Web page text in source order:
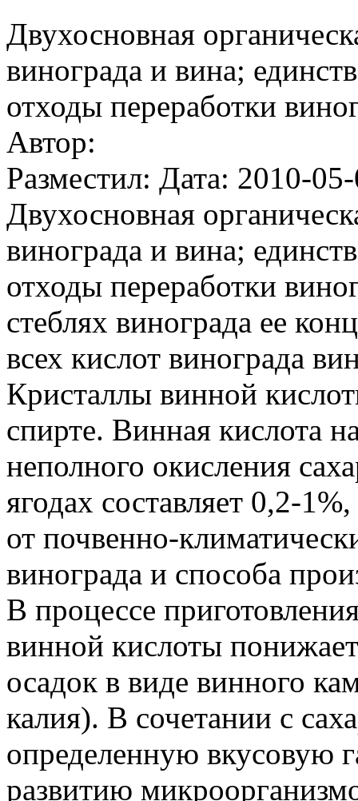
Двухосновная
винограда и вина;
отходы переработки
Автор:
Разместил: Дата: 2010-
Двухосновная
винограда и вина;
отходы переработки
стеблях винограда ее
всех кислот винограда
Кристаллы винной
спирте. Винная кислота
неполного окисления
ягодах составляет 0,2-
от почвенно-
винограда и способа
В процессе
винной кислоты
осадок в виде винного
калия). В сочетании с
определенную вкусовую
развитию